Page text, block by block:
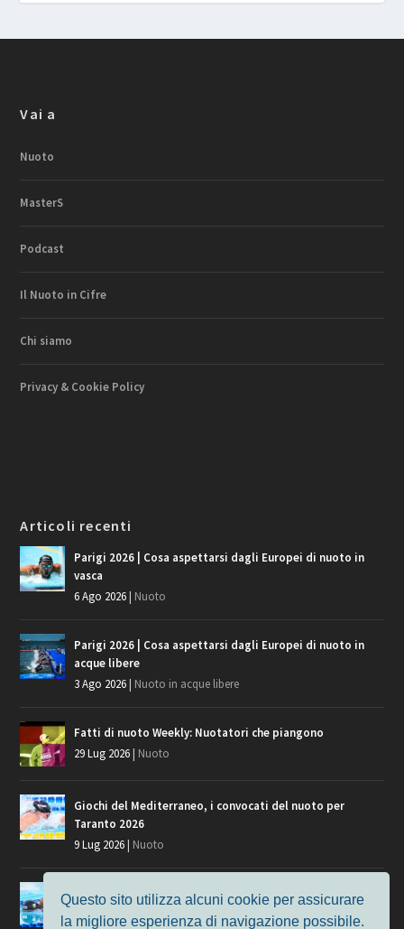
Vai a
Nuoto
MasterS
Podcast
Il Nuoto in Cifre
Chi siamo
Privacy & Cookie Policy
Articoli recenti
Parigi 2026 | Cosa aspettarsi dagli Europei di nuoto in
vasca
6 Ago 2026| Nuoto
Parigi 2026 | Cosa aspettarsi dagli Europei di nuoto in
acque libere
3 Ago 2026| Nuoto in acque libere
Fatti di nuoto Weekly: Nuotatori che piangono
29 Lug 2026| Nuoto
Giochi del Mediterraneo, i convocati del nuoto per
Taranto 2026
9 Lug 2026| Nuoto
Europei di Nuoto Parigi 2026: fra veterani e giovani, chi
Questo sito utilizza alcuni cookie per assicurare
la migliore esperienza di navigazione possibile.